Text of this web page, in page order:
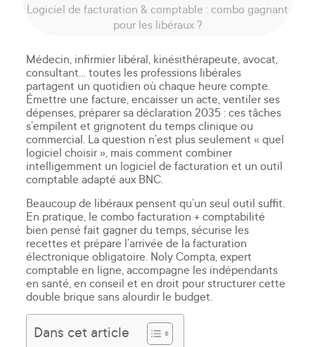
Logiciel de facturation & comptable : combo gagnant
pour les libéraux ?
Médecin, infirmier libéral, kinésithérapeute, avocat,
consultant… toutes les professions libérales
partagent un quotidien où chaque heure compte.
Émettre une facture, encaisser un acte, ventiler ses
dépenses, préparer sa déclaration 2035 : ces tâches
s’empilent et grignotent du temps clinique ou
commercial. La question n’est plus seulement « quel
logiciel choisir », mais comment combiner
intelligemment un logiciel de facturation et un outil
comptable adapté aux BNC.
Beaucoup de libéraux pensent qu’un seul outil suffit.
En pratique, le combo facturation + comptabilité
bien pensé fait gagner du temps, sécurise les
recettes et prépare l’arrivée de la facturation
électronique obligatoire. Noly Compta, expert
comptable en ligne, accompagne les indépendants
en santé, en conseil et en droit pour structurer cette
double brique sans alourdir le budget.
Dans cet article